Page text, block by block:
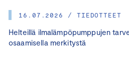
16.07.2026 / TIEDOTTEET
Helteillä ilmalämpöpumppujen
osaamisella merkitystä